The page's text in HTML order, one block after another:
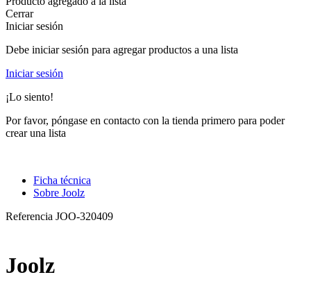
Cerrar
Iniciar sesión
Debe iniciar sesión para agregar productos a una lista
Iniciar sesión
¡Lo siento!
Por favor, póngase en contacto con la tienda primero para poder
crear una lista
Ficha técnica
Sobre Joolz
Referencia JOO-320409
Joolz